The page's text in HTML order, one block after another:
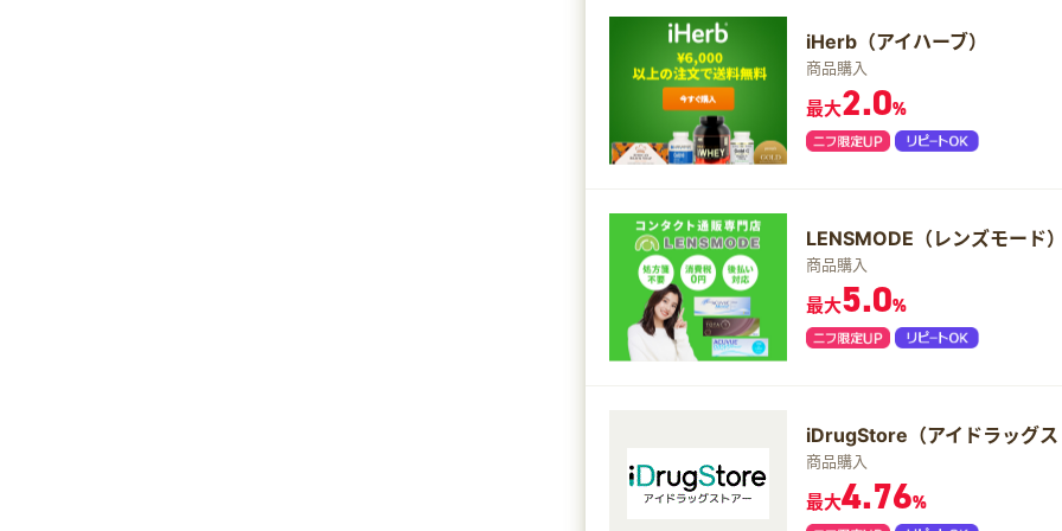
iHerb（アイハーブ）
商品購入
最大2.0%
LENSMODE（レンズモード）
商品購入
最大5.0%
iDrugStore（アイドラッグス
商品購入
最大4.76%